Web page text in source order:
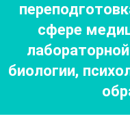
сфере
биологии,